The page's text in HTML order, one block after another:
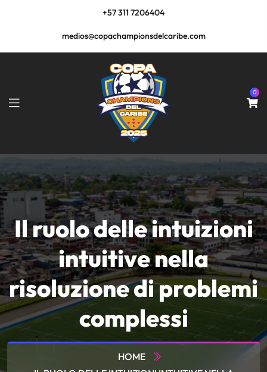
+57 311 7206404
medios@copachampionsdelcaribe.com
0
Il ruolo delle intuizioni
intuitive nella
risoluzione di problemi
complessi
HOME